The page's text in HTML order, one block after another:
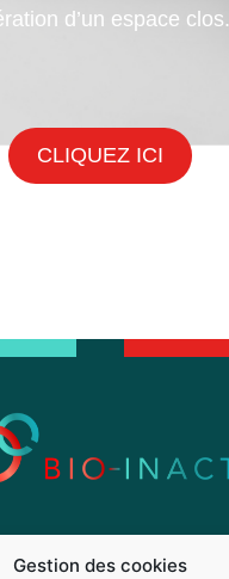
Gestion des cookies
d’un espace clos.
CLIQUEZ ICI
chimique